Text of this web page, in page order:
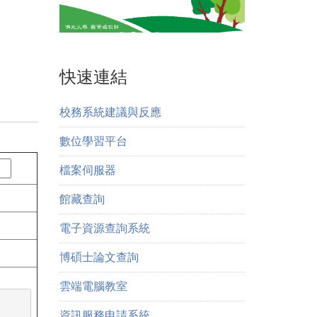
快速連結
校務系統建議與反應
數位學習平台
檔案伺服器
館藏查詢
電子資源查詢系統
博碩士論文查詢
雲端電腦教室